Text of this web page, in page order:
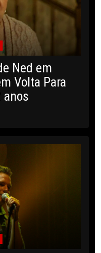
Ned em
Volta Para
anos